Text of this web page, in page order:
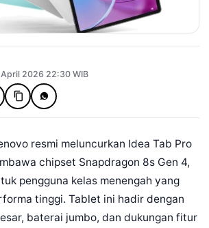
2026 22:30 WIB
resmi meluncurkan Idea Tab Pro
chipset Snapdragon 8s Gen 4,
pengguna kelas menengah yang
tinggi. Tablet ini hadir dengan
baterai jumbo, dan dukungan fitur